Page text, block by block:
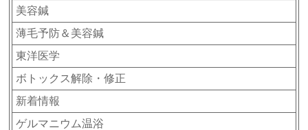
美容鍼
薄毛予防＆美容鍼
東洋医学
ボトックス解除・修正
新着情報
ゲルマニウム温浴